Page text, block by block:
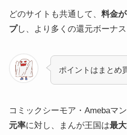
どのサイトも共通して、 料金
プし、より多くの還元ボーナス
ポイントはまとめ
コミックシーモア・Amebaマ
元率に対し、まんが王国は最